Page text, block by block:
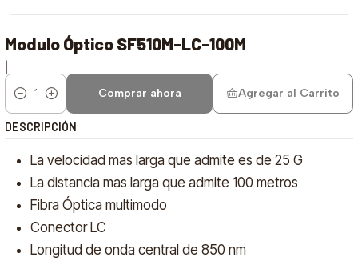
Modulo Óptico SF510M-LC-100M
Cantidad
Agregar al Carrito
Comprar ahora
DESCRIPCIÓN
La velocidad mas larga que admite es de 25 G
La distancia mas larga que admite 100 metros
Fibra Óptica multimodo
Conector LC
Longitud de onda central de 850 nm